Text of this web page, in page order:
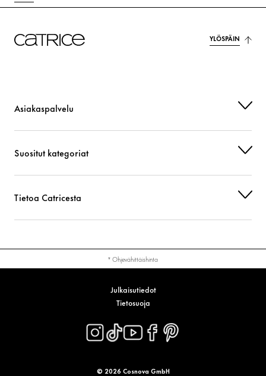
YLÖSPÄIN
Asiakaspalvelu
Suositut kategoriat
Tietoa Catricesta
* Ohjevähittäishinta
Julkaisutiedot
Tietosuoja
© 2026 Cosnova GmbH